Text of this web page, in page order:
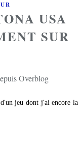
USA
SUR
Overblog
jeu dont j'ai encore la